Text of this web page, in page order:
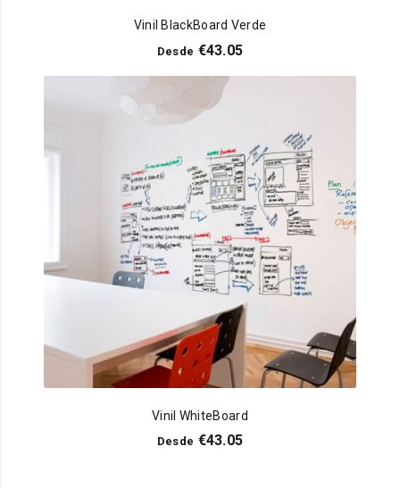
Vinil BlackBoard Verde
Desde €43.05
Vinil WhiteBoard
Desde €43.05